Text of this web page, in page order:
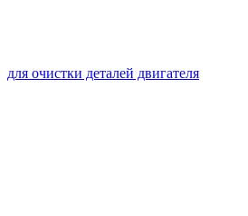
для очистки деталей двигателя